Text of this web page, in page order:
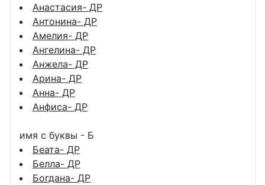
Анастасия- ДР
Антонина- ДР
Амелия- ДР
Ангелина- ДР
Анжела- ДР
Арина- ДР
Анна- ДР
Анфиса- ДР
имя с буквы - Б
Беата- ДР
Белла- ДР
Богдана- ДР